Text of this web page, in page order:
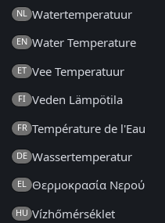
NL Watertemperatuur
EN Water Temperature
ET Vee Temperatuur
FI Veden Lämpötila
FR Température de l'Eau
DE Wassertemperatur
EL Θερμοκρασία Νερού
HU Vízhőmérséklet